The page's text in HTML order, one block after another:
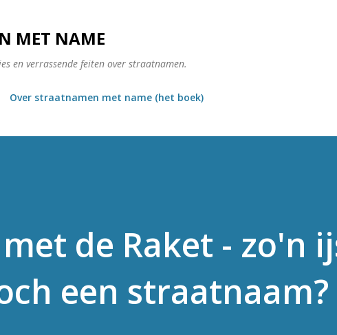
MET NAME
en verrassende feiten over straatnamen.
Over straatnamen met name (het boek)
de Raket - zo'n
een straatnaam?